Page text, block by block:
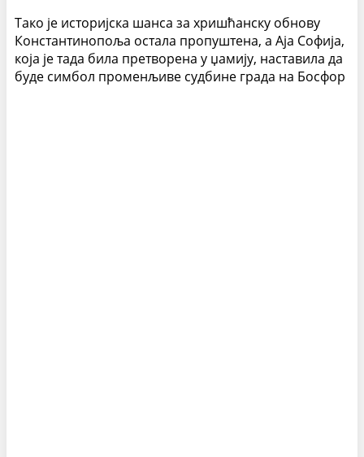
Тако је историјска шанса за хришћанску обнову
Константинопоља остала пропуштена, а Аја Софија,
која је тада била претворена у џамију, наставила да
буде симбол променљиве судбине града на Босфор